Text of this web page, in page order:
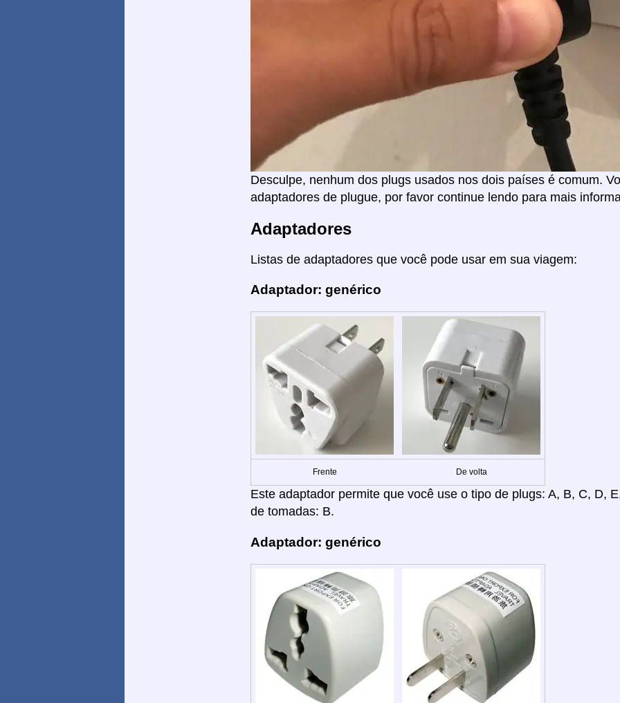
Desculpe, nenhum dos plugs usados nos dois países é comum.
adaptadores de plugue, por favor continue lendo para mais
Adaptadores
Listas de adaptadores que você pode usar em sua viagem:
Adaptador: genérico
Frente De volta
Este adaptador permite que você use o tipo de plugs: A, B, C, D,
de tomadas: B.
Adaptador: genérico